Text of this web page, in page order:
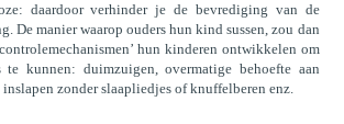
daardoor verhinder je de bevrediging van de
De manier waarop ouders hun kind sussen, zou dan
hun kinderen ontwikkelen om
te kunnen: duimzuigen, overmatige behoefte aan
zonder slaapliedjes of knuffelberen enz.